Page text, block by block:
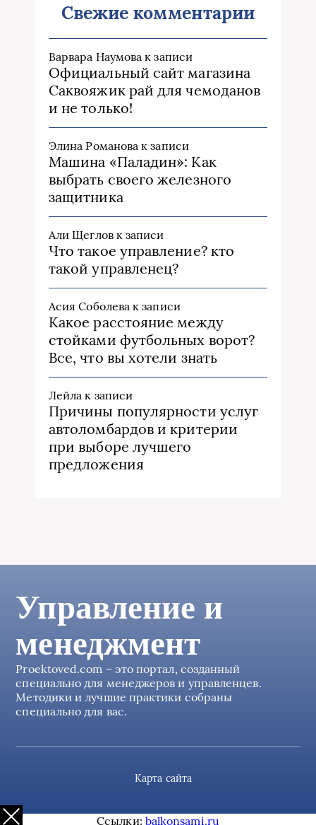
Свежие комментарии
Варвара Наумова к записи
Официальный сайт магазина
Саквояжик рай для чемоданов
и не только!
Элина Романова к записи
Машина «Паладин»: Как
выбрать своего железного
защитника
Али Щегловк записи
Что такое управление? кто
такой управленец?
Асия Соболева к записи
Какое расстояние между
стойками футбольных ворот?
Все, что вы хотели знать
Лейла к записи
Причины популярности услуг
автоломбардов и критерии
при выборе лучшего
предложения
Управление и
менеджмент
Proektoved.com – это портал, созданный
специально для менеджеров и управленцев.
Методики и лучшие практики собраны
специально для вас.
Карта сайта
Ссылки: balkonsami.ru